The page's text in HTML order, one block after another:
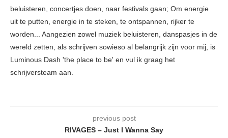
beluisteren, concertjes doen, naar festivals gaan; Om energie
uit te putten, energie in te steken, te ontspannen, rijker te
worden... Aangezien zowel muziek beluisteren, danspasjes in de
wereld zetten, als schrijven sowieso al belangrijk zijn voor mij, is
Luminous Dash 'the place to be' en vul ik graag het
schrijversteam aan.
previous post
RIVAGES – Just I Wanna Say